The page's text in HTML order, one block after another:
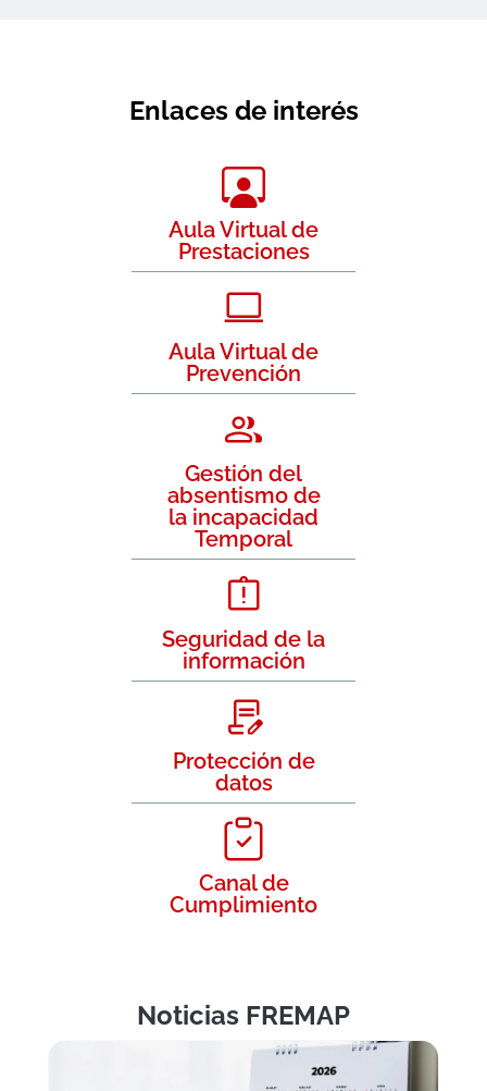
Enlaces de interés
Aula Virtual de
Prestaciones
Aula Virtual de
Prevención
Gestión del
absentismo de
la incapacidad
Temporal
Seguridad de la
información
Protección de
datos
Canal de
Cumplimiento
Noticias FREMAP